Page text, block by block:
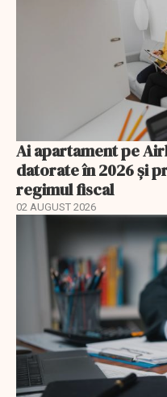
Ai apartament pe
datorate în 2026 și
regimul fiscal
02 AUGUST 2026